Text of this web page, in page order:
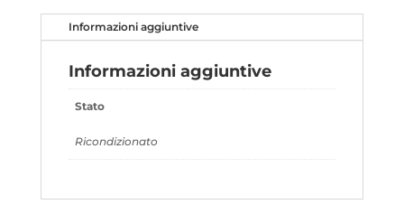
Informazioni aggiuntive
Informazioni aggiuntive
Stato
Ricondizionato